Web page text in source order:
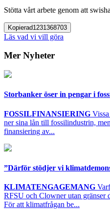
Stötta vårt arbete genom att
Kopierad1231368703
Läs vad vi vill göra
Mer Nyheter
Storbanker öser in pengar i
FOSSILFINANSIERING
ner sina lån till fossilindustrin,
finansiering av...
”Därför stödjer vi
KLIMATENGAGEMANG
RFSU och Clowner utan gränser
För att klimatfrågan be...